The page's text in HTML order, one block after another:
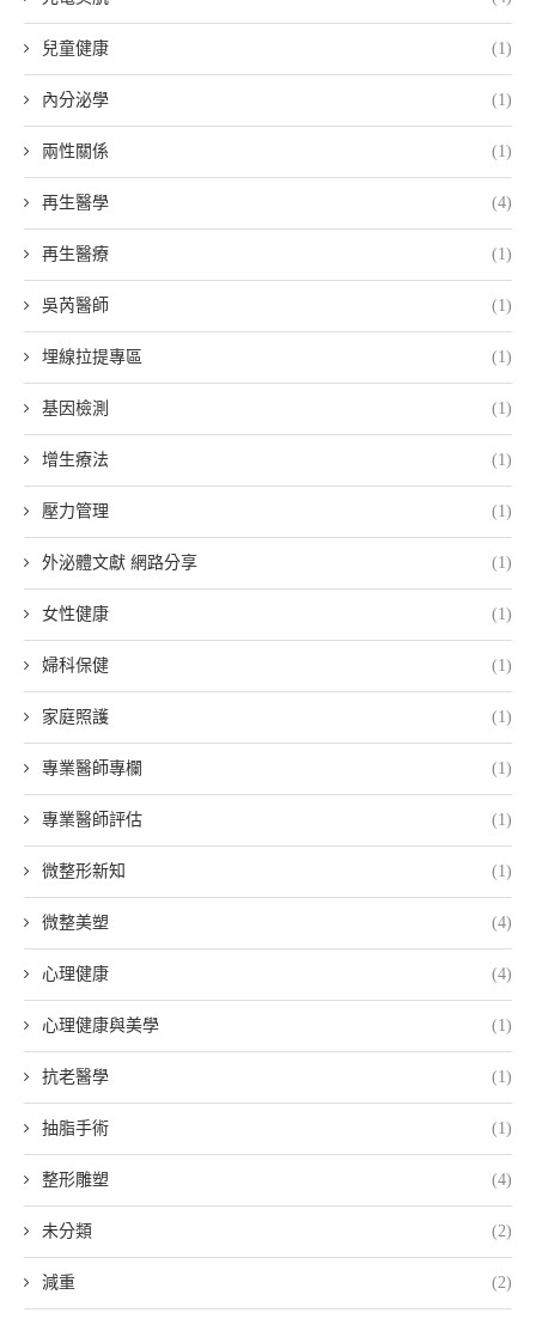
兒童健康 (1)
內分泌學 (1)
兩性關係 (1)
再生醫學 (4)
再生醫療 (1)
吳芮醫師 (1)
埋線拉提專區 (1)
基因檢測 (1)
增生療法 (1)
壓力管理 (1)
外泌體文獻 網路分享 (1)
女性健康 (1)
婦科保健 (1)
家庭照護 (1)
專業醫師專欄 (1)
專業醫師評估 (1)
微整形新知 (1)
微整美塑 (4)
心理健康 (4)
心理健康與美學 (1)
抗老醫學 (1)
抽脂手術 (1)
整形雕塑 (4)
未分類 (2)
減重 (2)